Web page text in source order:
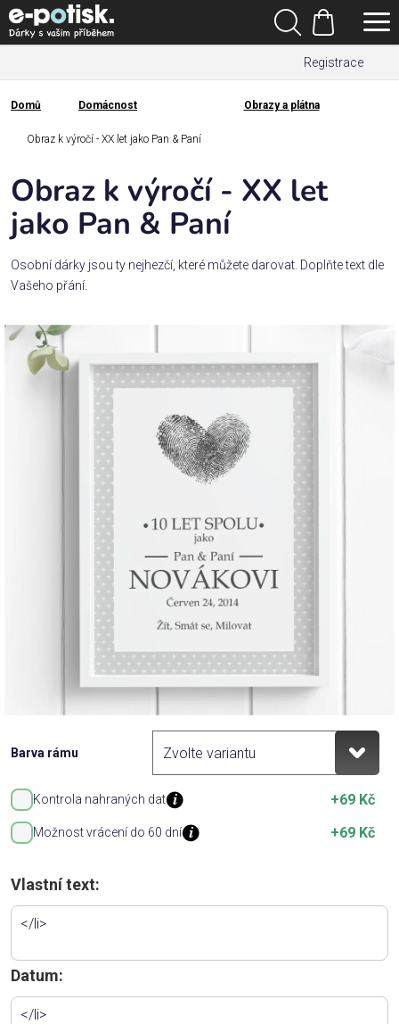
Přejít
na
obsah
Registrace
Hledat
Nákupní
košík
Kategorie
Dárek
pro
Rodina
/
Povolání,
zájmy a
Domů
Domů Domácnost Obrazy a plátna
Obraz k výročí - XX let jako Pan & Paní
Barva rámu
Kontrola nahraných dat +69 Kč
Možnost vrácení do 60 dní +69 Kč
Vlastní text:
Datum:
Obraz k výročí - XX let
jako Pan & Paní
Osobní dárky jsou ty nejhezčí, které můžete darovat. Doplňte text dle
Vašeho přání.